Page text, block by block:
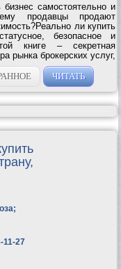
самостоятельно и
продавцы продают
ли купить
безопасное и
книге – секретная
рынка брокерских услуг,
для
ЧИТАТЬ
;
11-27